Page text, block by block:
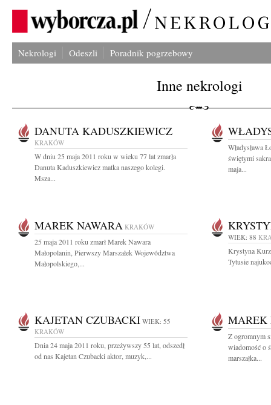
Nekrologi Odeszli Poradnik pogrzebowy
Inne nekrologi
DANUTA KADUSZKIEWICZ
KRAKÓW
W dniu 25 maja 2011 roku w wieku 77 lat zmarła
Danuta Kaduszkiewicz matka naszego kolegi.
Msza...
Władysława
świętymi
maja...
MAREK NAWARA KRAKÓW
25 maja 2011 roku zmarł Marek Nawara
Małopolanin, Pierwszy Marszałek Województwa
Małopolskiego,...
WIEK: 88
Krystyna
Tytusie
KAJETAN CZUBACKI WIEK: 55
KRAKÓW
Dnia 24 maja 2011 roku, przeżywszy 55 lat, odszedł
od nas Kajetan Czubacki aktor, muzyk,...
MAREK
Z ogromnym
wiadomość o
marszałka...